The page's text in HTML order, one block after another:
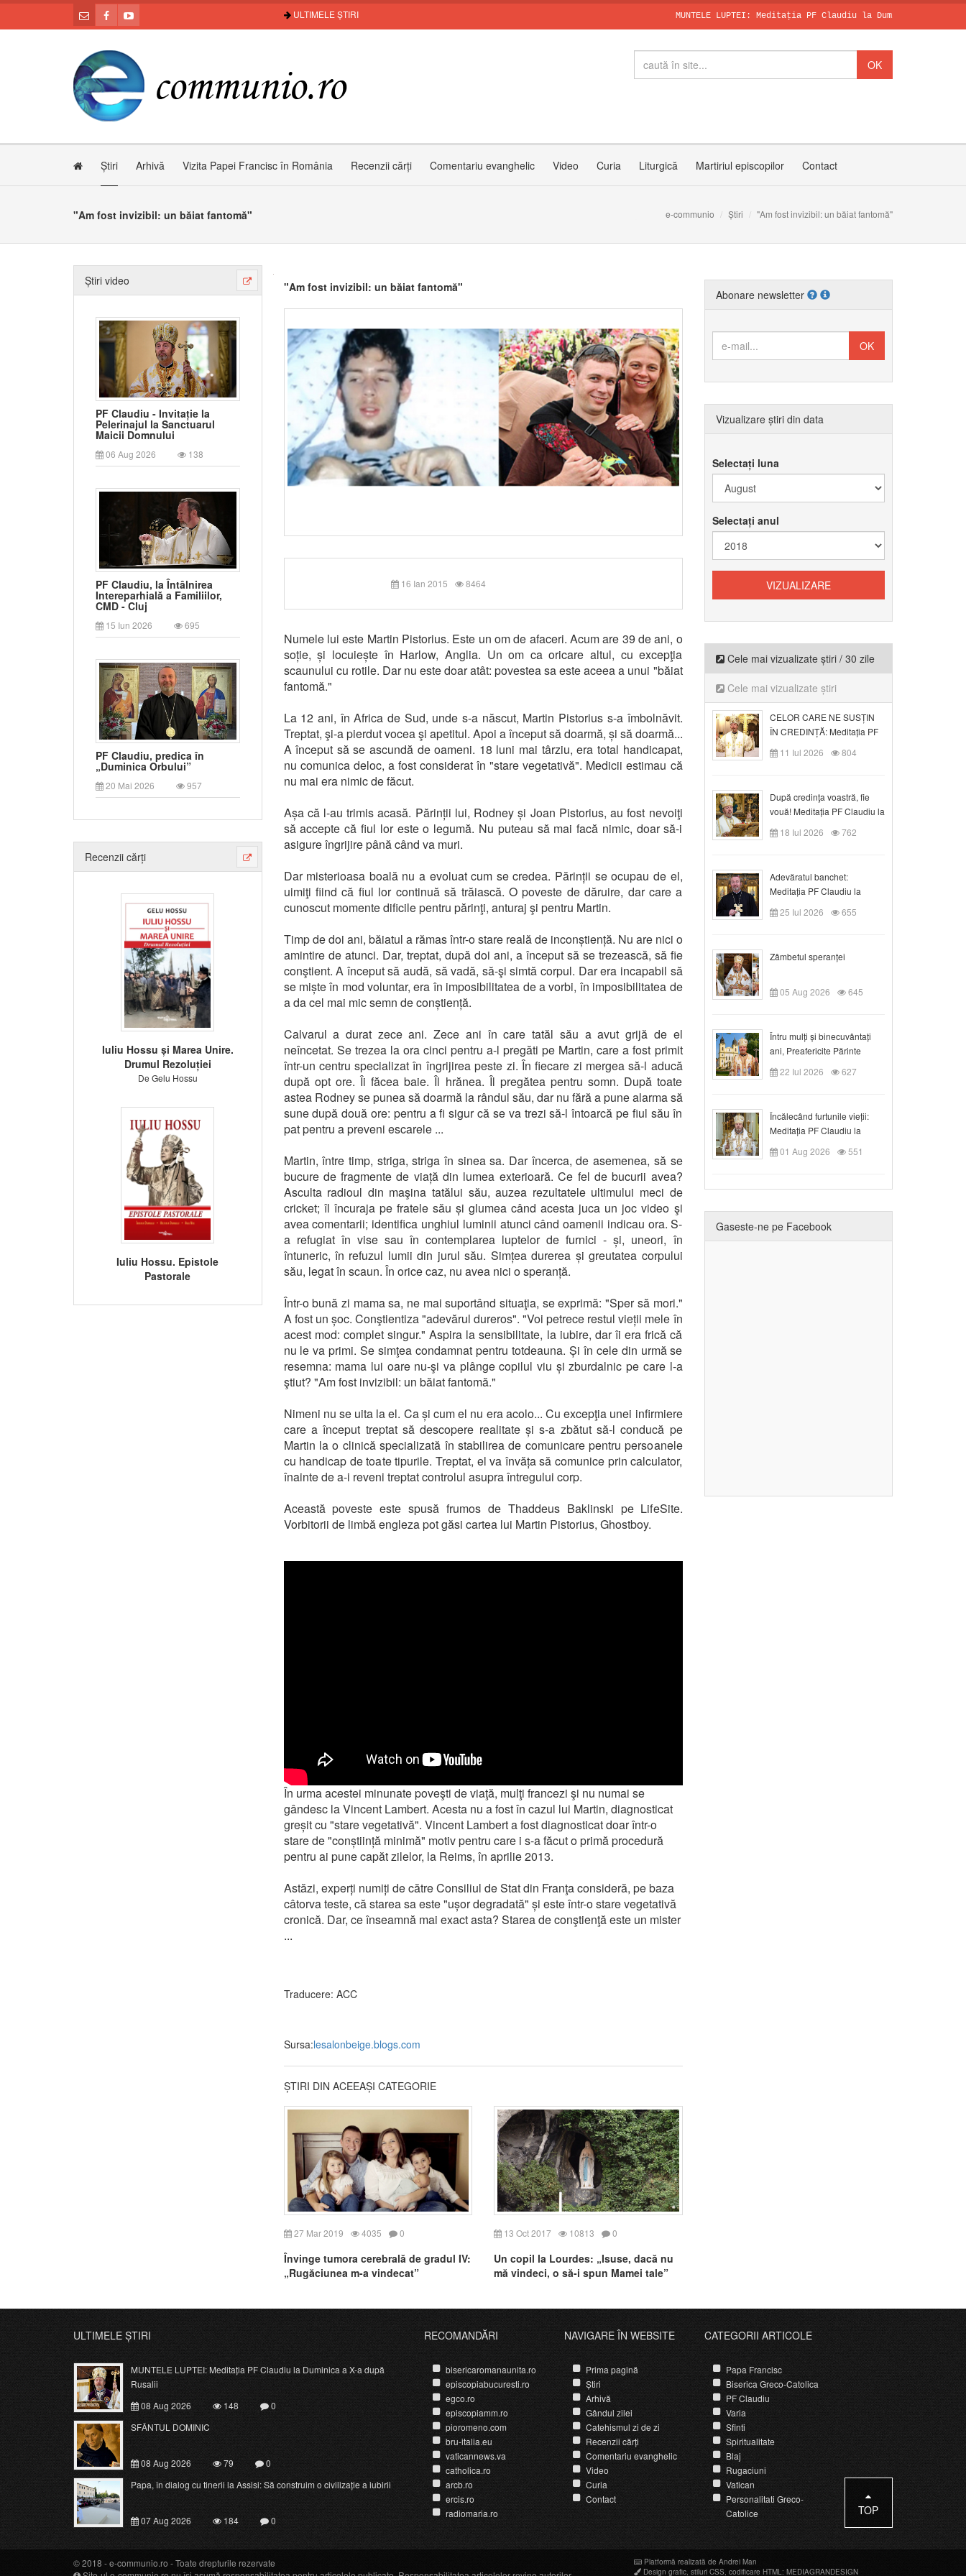
ULTIMELE ȘTIRI MUNTELE LUPTEI: Meditația PF Claudiu la Duminica a X-a după
SFÂNTUL
Papa, în
Invitația PF
Știri Arhivă Vizita Papei Francisc în România Recenzii cărți Comentariu evanghelic Video Curia Liturgică Martiriul episcopilor Contact
"Am fost invizibil: un băiat fantomă" e-communio Știri "Am fost invizibil: un băiat fantomă"
Știri video
PF Claudiu - Invitație la
Pelerinajul la Sanctuarul
Maicii Domnului
06 Aug 2026 138
PF Claudiu, la Întâlnirea
Intereparhială a Familiilor,
CMD - Cluj
15 Iun 2026 695
PF Claudiu, predica în
„Duminica Orbului”
20 Mai 2026 957
Recenzii cărți
Iuliu Hossu și Marea Unire.
Drumul Rezoluției
De Gelu Hossu
Iuliu Hossu. Epistole
Pastorale
"Am fost invizibil: un băiat fantomă"
16 Ian 2015 8464
Numele lui este Martin Pistorius. Este un om de afaceri. Acum are 39 de ani, o
soție, și locuiește în Harlow, Anglia. Un om ca oricare altul, cu excepţia
scaunului cu rotile. Dar nu este doar atât: povestea sa este aceea a unui "băiat
fantomă."
La 12 ani, în Africa de Sud, unde s-a născut, Martin Pistorius s-a îmbolnăvit.
Treptat, şi-a pierdut vocea şi apetitul. Apoi a început să doarmă, și să doarmă...
A început să se ascundă de oameni. 18 luni mai târziu, era total handicapat,
nu comunica deloc, a fost considerat în "stare vegetativă". Medicii estimau că
nu mai era nimic de făcut.
Așa că l-au trimis acasă. Părinții lui, Rodney și Joan Pistorius, au fost nevoiţi
să accepte că fiul lor este o legumă. Nu puteau să mai facă nimic, doar să-i
asigure îngrijire până când va muri.
Dar misterioasa boală nu a evoluat cum se credea. Părinții se ocupau de el,
uimiţi fiind că fiul lor continuă să trăiască. O poveste de dăruire, dar care a
cunoscut momente dificile pentru părinţi, anturaj şi pentru Martin.
Timp de doi ani, băiatul a rămas într-o stare reală de inconștiență. Nu are nici o
amintire de atunci. Dar, treptat, după doi ani, a început să se trezească, să fie
conştient. A început să audă, să vadă, să-şi simtă corpul. Dar era incapabil să
se miște în mod voluntar, era în imposibilitatea de a vorbi, în imposibilitatea de
a da cel mai mic semn de conștiență.
Calvarul a durat zece ani. Zece ani în care tatăl său a avut grijă de el
neîncetat. Se trezea la ora cinci pentru a-l pregăti pe Martin, care a fost primit
într-un centru specializat în îngrijirea peste zi. În fiecare zi mergea să-l aducă
după opt ore. Îi făcea baie. Îl hrănea. Îl pregătea pentru somn. După toate
astea Rodney se punea să doarmă la rândul său, dar nu fără a pune alarma să
sune după două ore: pentru a fi sigur că se va trezi să-l întoarcă pe fiul său în
pat pentru a preveni escarele ...
Martin, între timp, striga, striga în sinea sa. Dar încerca, de asemenea, să se
bucure de fragmente de viață din lumea exterioară. Ce fel de bucurii avea?
Asculta radioul din maşina tatălui său, auzea rezultatele ultimului meci de
cricket; îl încuraja pe fratele său și glumea când acesta juca un joc video şi
avea comentarii; identifica unghiul luminii atunci când oamenii indicau ora. S-
a refugiat în vise sau în contemplarea luptelor de furnici - și, uneori, în
întuneric, în refuzul lumii din jurul său. Simțea durerea și greutatea corpului
său, legat în scaun. În orice caz, nu avea nici o speranță.
Într-o bună zi mama sa, ne mai suportând situaţia, se exprimă: "Sper să mori."
A fost un șoc. Conştientiza "adevărul dureros". "Voi petrece restul vieții mele în
acest mod: complet singur." Aspira la sensibilitate, la iubire, dar îi era frică că
nu le va primi. Se simţea condamnat pentru totdeauna. Și în cele din urmă se
resemna: mama lui oare nu-şi va plânge copilul viu și zburdalnic pe care l-a
ştiut? "Am fost invizibil: un băiat fantomă."
Nimeni nu se uita la el. Ca și cum el nu era acolo... Cu excepţia unei infirmiere
care a început treptat să descopere realitate și s-a zbătut să-l conducă pe
Martin la o clinică specializată în stabilirea de comunicare pentru persoanele
cu handicap de toate tipurile. Treptat, el va învăța să comunice prin calculator,
înainte de a-i reveni treptat controlul asupra întregului corp.
Această poveste este spusă frumos de Thaddeus Baklinski pe LifeSite.
Vorbitorii de limbă engleza pot găsi cartea lui Martin Pistorius, Ghostboy.
În urma acestei minunate poveşti de viaţă, mulţi francezi şi nu numai se
gândesc la Vincent Lambert. Acesta nu a fost în cazul lui Martin, diagnosticat
greșit cu "stare vegetativă". Vincent Lambert a fost diagnosticat doar într-o
stare de "conștiință minimă" motiv pentru care i s-a făcut o primă procedură
pentru ai pune capăt zilelor, la Reims, în aprilie 2013.
Astăzi, experți numiți de către Consiliul de Stat din Franţa consideră, pe baza
câtorva teste, că starea sa este "ușor degradată" și este într-o stare vegetativă
cronică. Dar, ce înseamnă mai exact asta? Starea de conştienţă este un mister
...
Traducere: ACC
Sursa:lesalonbeige.blogs.com
ȘTIRI DIN ACEEAȘI CATEGORIE
27 Mar 2019 4035 0
Învinge tumora cerebrală de gradul IV:
„Rugăciunea m-a vindecat”
13 Oct 2017 10813 0
Un copil la Lourdes: „Isuse, dacă nu
mă vindeci, o să-i spun Mamei tale”
Abonare newsletter
Vizualizare știri din data
Selectați luna
Selectați anul
Cele mai vizualizate știri / 30 zile
Cele mai vizualizate știri
CELOR CARE NE SUSȚIN
ÎN CREDINȚĂ: Meditația PF
Claudiu la Duminica a VI-a
după Rusalii
11 Iul 2026 804
După credinţa voastră, fie
vouă! Meditația PF Claudiu la
duminica a VII-a după Rusalii
18 Iul 2026 762
Adevăratul banchet:
Meditația PF Claudiu la
Duminica a VIII-a după
Rusalii
25 Iul 2026 655
Zâmbetul speranței
05 Aug 2026 645
Întru mulți și binecuvântați
ani, Preafericite Părinte
Claudiu!
22 Iul 2026 627
Încălecând furtunile vieții:
Meditația PF Claudiu la
Duminica a IX-a după Rusalii
01 Aug 2026 551
Gaseste-ne pe Facebook
ULTIMELE ȘTIRI
MUNTELE LUPTEI: Meditația PF Claudiu la Duminica a X-a după
Rusalii
08 Aug 2026
148
0
SFÂNTUL DOMINIC
08 Aug 2026 79
0
Papa, în dialog cu tinerii la Assisi: Să construim o civilizație a iubirii
07 Aug 2026 184 0
RECOMANDĂRI
bisericaromanaunita.ro
episcopiabucuresti.ro
egco.ro
episcopiamm.ro
pioromeno.com
bru-italia.eu
vaticannews.va
catholica.ro
arcb.ro
ercis.ro
radiomaria.ro
NAVIGARE ÎN WEBSITE
Prima pagină
Știri
Arhivă
Gândul zilei
Catehismul zi de zi
Recenzii cărți
Comentariu evanghelic
Video
Curia
Contact
CATEGORII ARTICOLE
Papa Francisc
Biserica Greco-Catolica
PF Claudiu
Varia
Sfinti
Spiritualitate
Blaj
Rugaciuni
Vatican
Personalitati Greco-
Catolice
TOP
© 2018 -e-communio.ro - Toate drepturile rezervate
Platformă realizată de Andrei Man
Design grafic, stiluri CSS, codificare HTML: MEDIAGRANDESIGN